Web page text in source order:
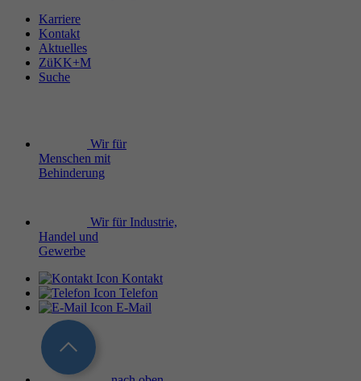
Karriere
Kontakt
Aktuelles
ZüKK+M
Suche
Wir für
Menschen mit
Behinderung
Wir für Industrie,
Handel und
Gewerbe
Kontakt
Telefon
E-Mail